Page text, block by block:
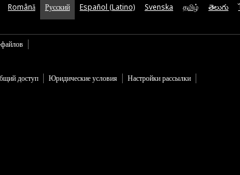
Română Русский Español (Latino) Svenska தமிழ் తెలుగు
доступ Юридические условия Настройки рассылки